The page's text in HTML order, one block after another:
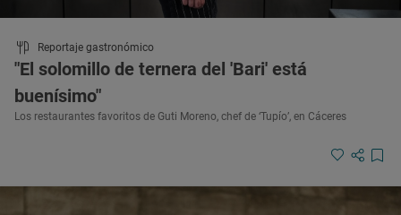
Reportaje gastronómico
"El solomillo de ternera del 'Bari' está
buenísimo"
Los restaurantes favoritos de Guti Moreno, chef de ‘Tupío’, en Cáceres